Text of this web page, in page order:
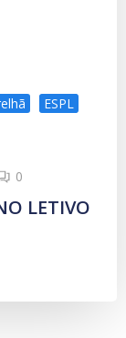
ESPL
0
LETIVO